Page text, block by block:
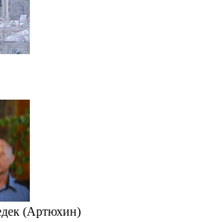
(Артюхин)